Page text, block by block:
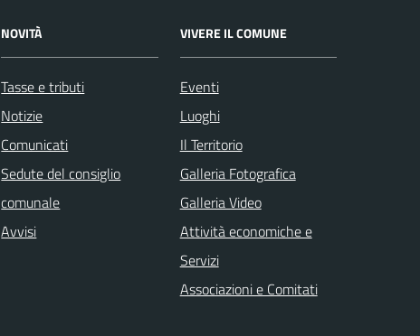
NOVITÀ
Tasse e tributi
Notizie
Comunicati
Sedute del consiglio
comunale
Avvisi
VIVERE IL COMUNE
Eventi
Luoghi
Il Territorio
Galleria Fotografica
Galleria Video
Attività economiche e
Servizi
Associazioni e Comitati